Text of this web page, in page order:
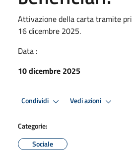
Attivazione della carta tramite
16 dicembre 2025.
Data :
10 dicembre 2025
Condividi Vedi azioni
Categorie:
Sociale